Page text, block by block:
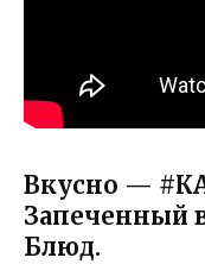
Вкусно —
Запеченный
Блюд.